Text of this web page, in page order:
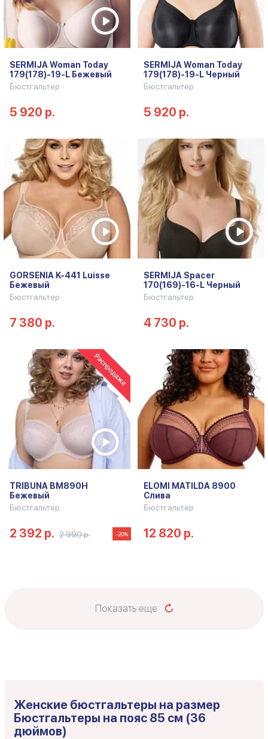
SERMIJA Woman Today
179(178)-19-L Бежевый
Бюстгальтер
5 920 р.
SERMIJA Woman Today
179(178)-19-L Черный
Бюстгальтер
5 920 р.
GORSENIA K-441 Luisse
Бежевый
Бюстгальтер
7 380 р.
SERMIJA Spacer
170(169)-16-L Черный
Бюстгальтер
4 730 р.
TRIBUNA BM890H
Бежевый
Бюстгальтер
2 392 р. 2 990 р. -20%
ELOMI MATILDA 8900
Слива
Бюстгальтер
12 820 р.
Показать еще
Женские бюстгальтеры на размер
Бюстгальтеры на пояс 85 см (36
дюймов)